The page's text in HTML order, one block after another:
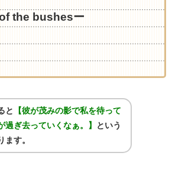
the bushesー
と
【彼が茂みの影で私を待って
過ぎ去っていくなぁ。】
という
ます。